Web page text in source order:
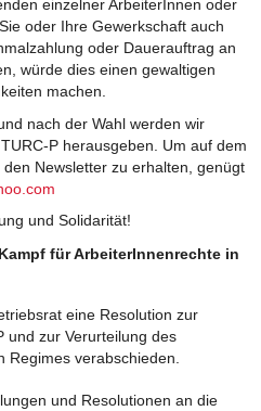
einzelner ArbeiterInnen oder
oder Ihre Gewerkschaft auch
oder Dauerauftrag an
würde dies einen gewaltigen
machen.
nach der Wahl werden wir
P herausgeben. Um auf dem
Newsletter zu erhalten, genügt
und Solidarität!
für ArbeiterInnenrechte in
eine Resolution zur
und zur Verurteilung des
Regimes verabschieden.
und Resolutionen an die